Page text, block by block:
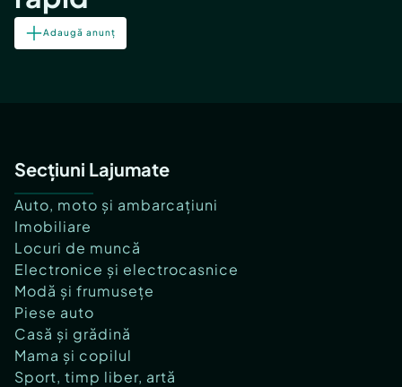
Adaugă anunț
Secțiuni Lajumate
Auto, moto și ambarcațiuni
Imobiliare
Locuri de muncă
Electronice și electrocasnice
Modă și frumusețe
Piese auto
Casă și grădină
Mama și copilul
Sport, timp liber, artă